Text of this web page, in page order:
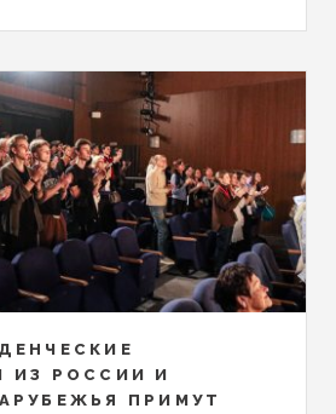
ИЗ РОССИИ И
ПРИМУТ